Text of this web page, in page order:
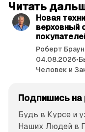
Читать
Новая
верховный
Роберт Браун
04.08.2026•
Человек и
Подпишись на
Будь в Курсе и
Наших Людей в